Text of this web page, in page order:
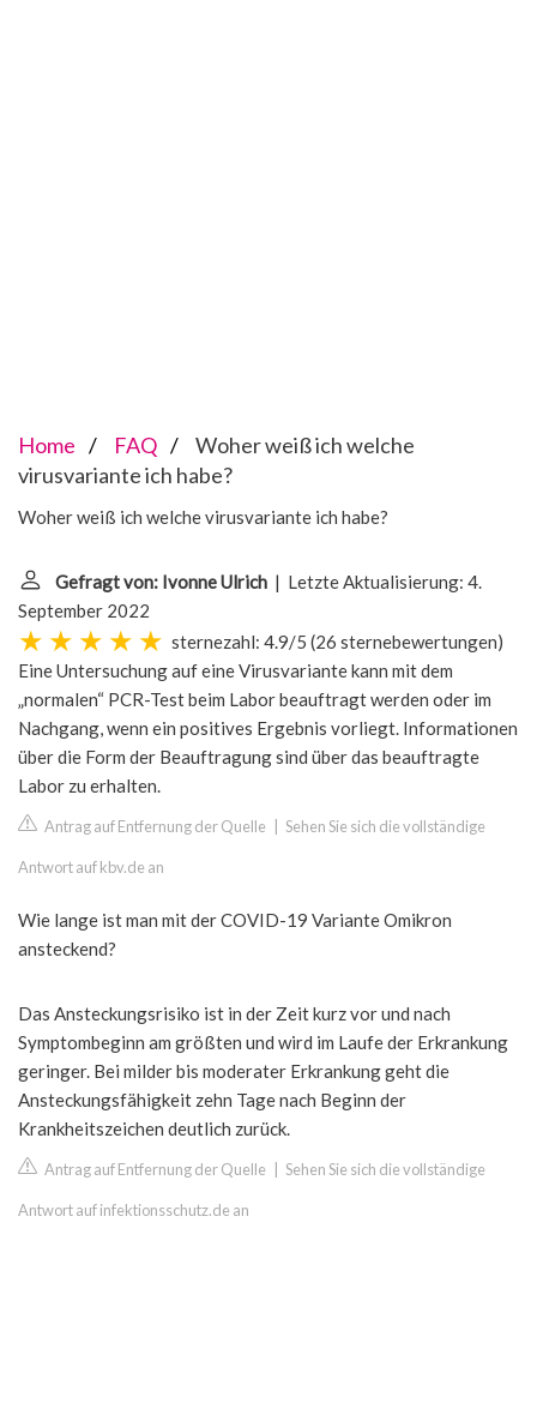
Home FAQ
Woher weiß ich welche
virusvariante ich habe?
Woher weiß ich welche virusvariante ich habe?
Gefragt von: Ivonne Ulrich | Letzte Aktualisierung: 4.
September 2022
sternezahl: 4.9/5 (26 sternebewertungen)
Eine Untersuchung auf eine Virusvariante kann mit dem
„normalen“ PCR-Test beim Labor beauftragt werden oder im
Nachgang, wenn ein positives Ergebnis vorliegt. Informationen
über die Form der Beauftragung sind über das beauftragte
Labor zu erhalten.
Antrag auf Entfernung der Quelle Sehen Sie sich die vollständige
Antwort auf kbv.de an
Wie lange ist man mit der COVID-19 Variante Omikron
ansteckend?
Das Ansteckungsrisiko ist in der Zeit kurz vor und nach
Symptombeginn am größten und wird im Laufe der Erkrankung
geringer. Bei milder bis moderater Erkrankung geht die
Ansteckungsfähigkeit zehn Tage nach Beginn der
Krankheitszeichen deutlich zurück.
Antrag auf Entfernung der Quelle Sehen Sie sich die vollständige
Antwort auf infektionsschutz.de an